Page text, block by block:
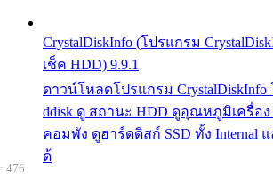
CrystalDiskInfo (โปรแกรม
เช็ค HDD) 9.9.1
ดาวน์โหลดโปรแกรม CrystalDiskInfo
ddisk ดู สถานะ HDD ดูอุณหภูมิเครื่อง
คอมพัง ดูฮาร์ดดิสก์ SSD ทั้ง Internal แ
ด้
476